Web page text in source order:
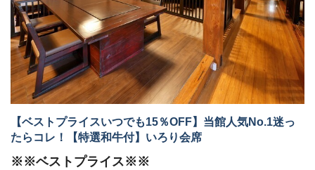
【ベストプライスいつでも15％OFF】当館人気No.1迷っ
たらコレ！【特選和牛付】いろり会席
※※ベストプライス※※